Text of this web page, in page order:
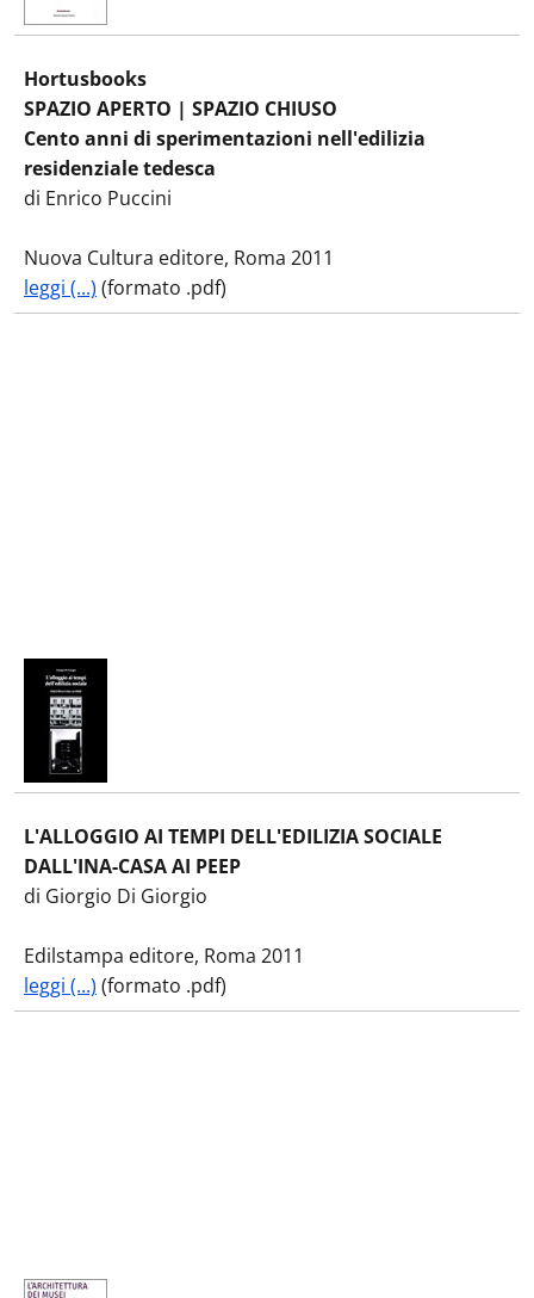
Hortusbooks
SPAZIO APERTO | SPAZIO CHIUSO
Cento anni di sperimentazioni nell'edilizia
residenziale tedesca
di Enrico Puccini
Nuova Cultura editore, Roma 2011
leggi (...) (formato .pdf)
L'ALLOGGIO AI TEMPI DELL'EDILIZIA SOCIALE
DALL'INA-CASA AI PEEP
di Giorgio Di Giorgio
Edilstampa editore, Roma 2011
leggi (...) (formato .pdf)